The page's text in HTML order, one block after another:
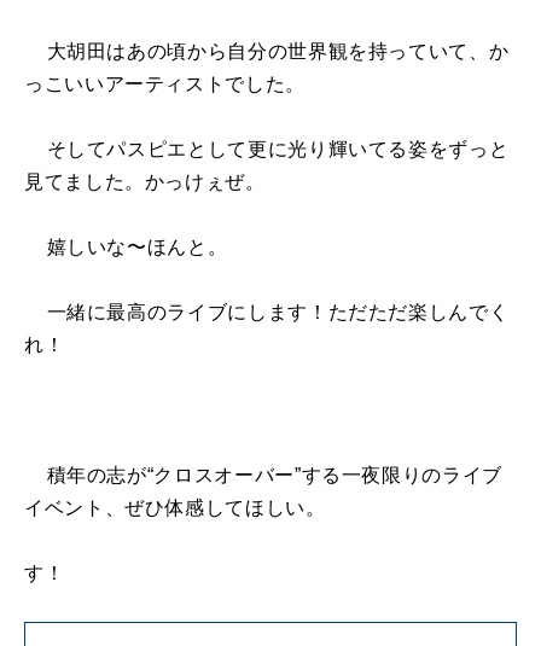
大胡田はあの頃から自分の世界観を持っていて、か
っこいいアーティストでした。
そしてパスピエとして更に光り輝いてる姿をずっと
見てました。かっけぇぜ。
嬉しいな〜ほんと。
一緒に最高のライブにします！ただただ楽しんでく
れ！
積年の志が“クロスオーバー”する一夜限りのライブ
イベント、ぜひ体感してほしい。
す！